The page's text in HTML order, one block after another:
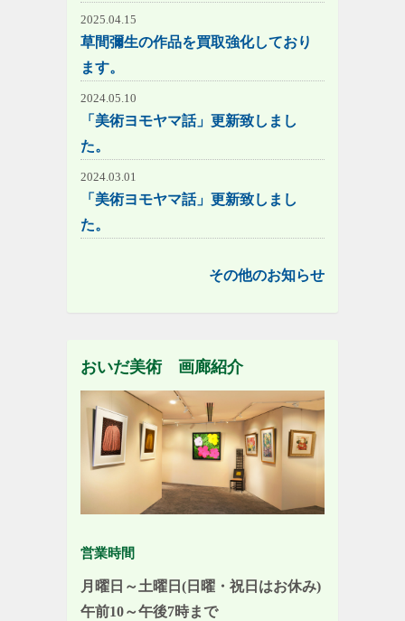
2025.04.15
草間彌生の作品を買取強化しており
ます。
2024.05.10
「美術ヨモヤマ話」更新致しまし
た。
2024.03.01
「美術ヨモヤマ話」更新致しまし
た。
その他のお知らせ
おいだ美術 画廊紹介
営業時間
月曜日～土曜日(日曜・祝日はお休み)
午前10～午後7時まで